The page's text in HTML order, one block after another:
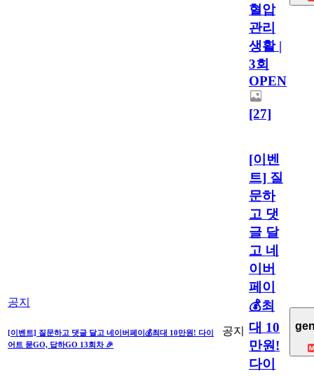
혈압
관리
생활 |
3회
OPEN
[27]
공지
[이벤트] 질문하고 댓글 달고 네이버페이💰최대 10만원! 다이
어트 묻GO, 답하GO 13회차 🎉
공지
[이벤
트] 질
문하
고 댓
글 달
고 네
이버
페이
💰최
대 10
만원!
다이